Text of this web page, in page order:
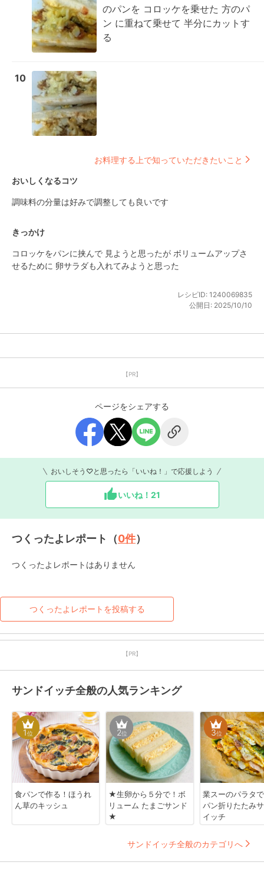
のパンを コロッケを乗せた 方のパ
ン に重ねて乗せて 半分にカットす
る
10
お料理する上で知っていただきたいこと
おいしくなるコツ
調味料の分量は好みで調整しても良いです
きっかけ
コロッケをパンに挟んで 見ようと思ったが ボリュームアップさ
せるために 卵サラダも入れてみようと思った
レシピID: 1240069835
公開日: 2025/10/10
【PR】
ページをシェアする
おいしそう♡と思ったら「いいね！」で応援しよう
いいね！ 21
つくったよレポート（0件）
つくったよレポートはありません
つくったよレポートを投稿する
【PR】
サンドイッチ全般の人気ランキング
1位
食パンで作る！ほうれ
ん草のキッシュ
2位
★生卵から５分で！ボ
リューム たまごサンド
★
3位
業スーのパラタ
パン折りたたみ
イッチ
サンドイッチ全般のカテゴリへ